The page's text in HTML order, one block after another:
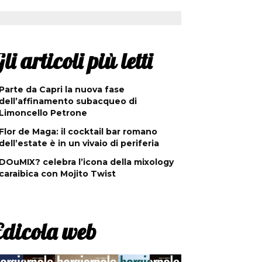
articoli più letti
da Capri la nuova fase
subacqueo di
Petrone
de Maga: il cocktail bar romano
è in un vivaio di periferia
celebra l’icona della mixology
con Mojito Twist
web